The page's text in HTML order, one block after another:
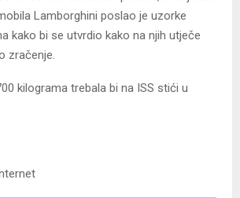
Lamborghini poslao je uzorke
kako bi se utvrdio kako na njih utječe
zračenje.
kilograma trebala bi na ISS stići u